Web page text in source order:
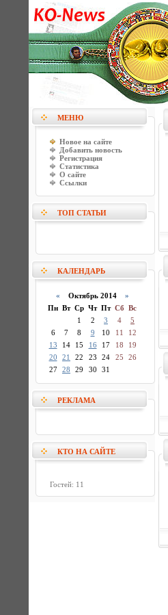
МЕНЮ
Новое на сайте
Добавить новость
Регистрация
Статистика
О сайте
Ссылки
ТОП СТАТЬИ
КАЛЕНДАРЬ
« Октябрь 2014 »
Пн Вт Ср Чт Пт Сб Вс
1
2 3 4
5
6
7 8 9 10 11
12
13
14 15 16 17 18
19
20
21 22 23 24 25
26
27
28 29 30 31
РЕКЛАМА
КТО НА САЙТЕ
Гостей: 11